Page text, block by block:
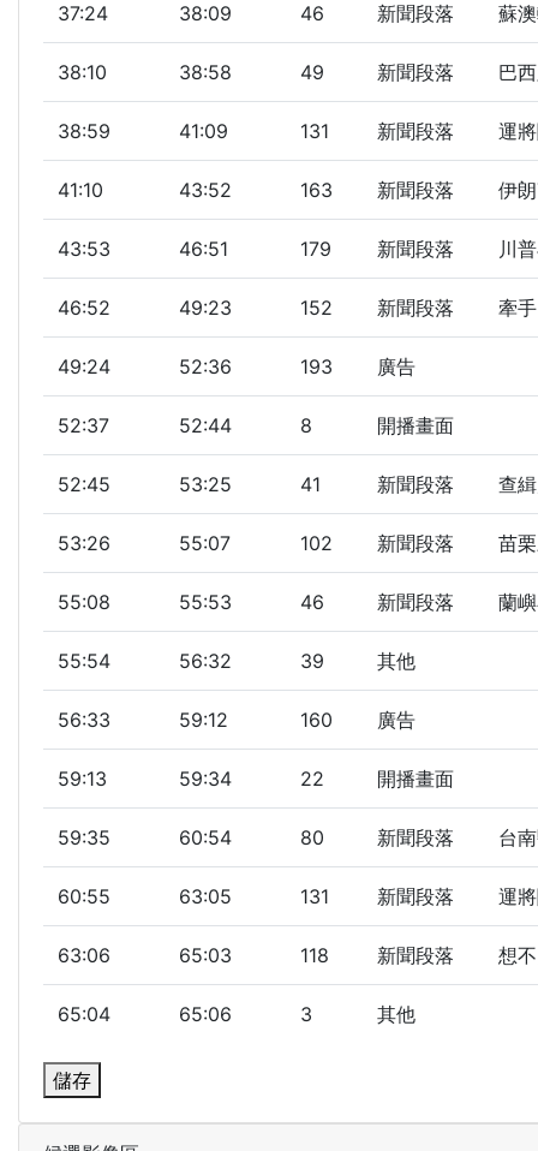
37:24 38:09 46 新聞段落 蘇
38:10 38:58 49 新聞段落 巴
38:59 41:09 131 新聞段落 運
41:10 43:52 163 新聞段落 伊
43:53 46:51 179 新聞段落 川
46:52 49:23 152 新聞段落 牽
49:24 52:36 193 廣告
52:37 52:44 8 開播畫面
52:45 53:25 41 新聞段落 查
53:26 55:07 102 新聞段落 苗
55:08 55:53 46 新聞段落 蘭
55:54 56:32 39 其他
56:33 59:12 160 廣告
59:13 59:34 22 開播畫面
59:35 60:54 80 新聞段落 台
60:55 63:05 131 新聞段落 運
63:06 65:03 118 新聞段落 想
65:04 65:06 3 其他
儲存